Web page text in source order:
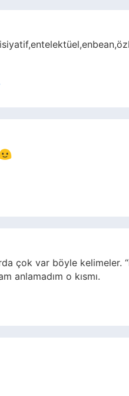
çok var böyle kelimeler.
anlamadım o kısmı.